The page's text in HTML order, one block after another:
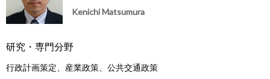
Kenichi Matsumura
研究・専門分野
行政計画策定、産業政策、公共交通政策